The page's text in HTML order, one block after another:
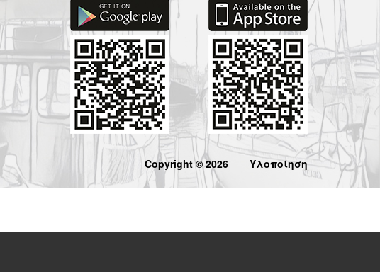
Copyright © 2026 Υλοποίηση